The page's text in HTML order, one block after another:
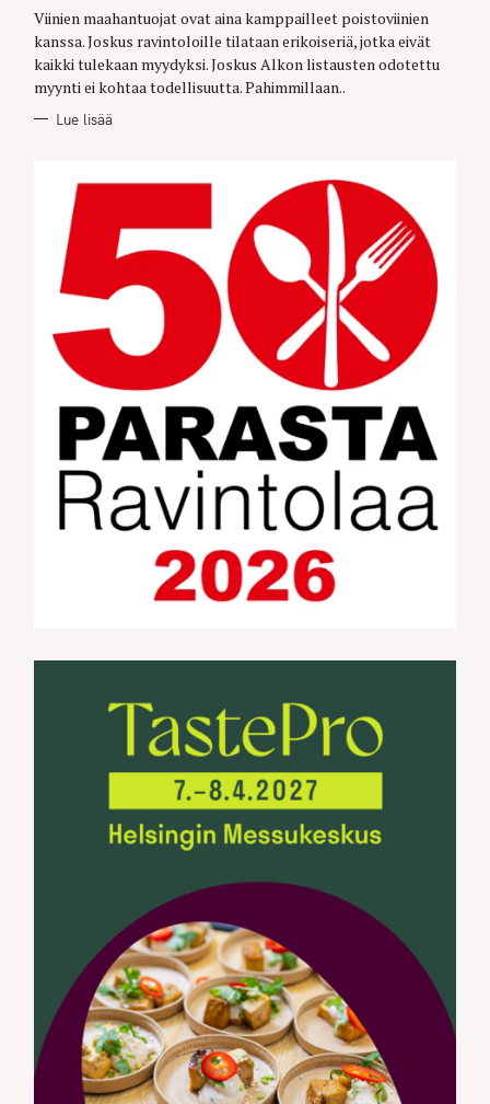
S
Viinien maahantuojat ovat aina kamppailleet poistoviinien
kanssa. Joskus ravintoloille tilataan erikoiseriä, jotka eivät
kaikki tulekaan myydyksi. Joskus Alkon listausten odotettu
myynti ei kohtaa todellisuutta. Pahimmillaan..
Lue lisää